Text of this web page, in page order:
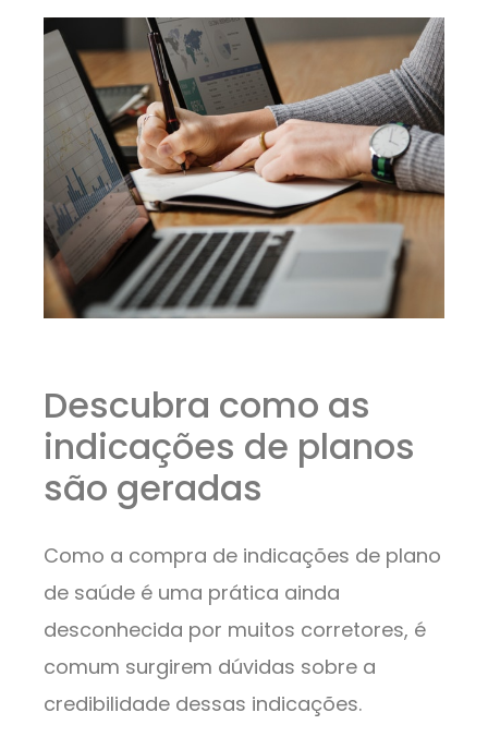
Descubra como as
indicações de planos
são geradas
Como a compra de indicações de plano
de saúde é uma prática ainda
desconhecida por muitos corretores, é
comum surgirem dúvidas sobre a
credibilidade dessas indicações.